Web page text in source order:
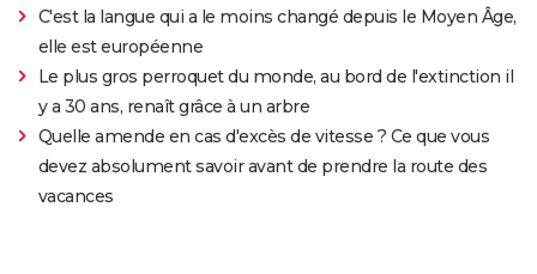
C'est la langue qui a le moins changé depuis le Moyen Âge,
elle est européenne
Le plus gros perroquet du monde, au bord de l'extinction il
y a 30 ans, renaît grâce à un arbre
Quelle amende en cas d'excès de vitesse ? Ce que vous
devez absolument savoir avant de prendre la route des
vacances